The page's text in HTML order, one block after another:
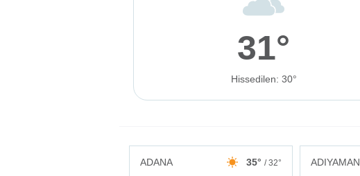
31°
Hissedilen: 30°
ADANA 35° / 32° ADIYAMAN